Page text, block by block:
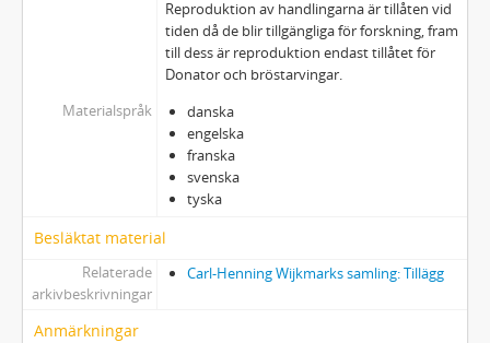
Reproduktion av handlingarna är tillåten vid
tiden då de blir tillgängliga för forskning, fram
till dess är reproduktion endast tillåtet för
Donator och bröstarvingar.
Materialspråk
danska
engelska
franska
svenska
tyska
Besläktat material
Relaterade
arkivbeskrivningar
Carl-Henning Wijkmarks samling: Tillägg
Anmärkningar